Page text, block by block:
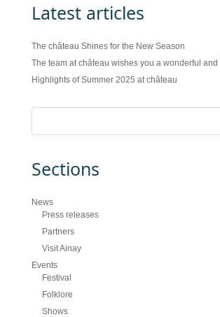
Latest articles
The château Shines for the New Season
The team at château wishes you a wonderful
Highlights of Summer 2025 at château
Sections
News
Press releases
Partners
Visit Ainay
Events
Festival
Folklore
Shows